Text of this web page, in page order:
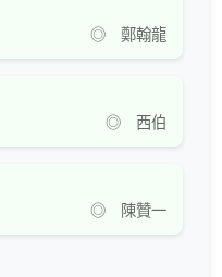
◎ 鄭翰龍
◎ 西伯
◎ 陳贊一